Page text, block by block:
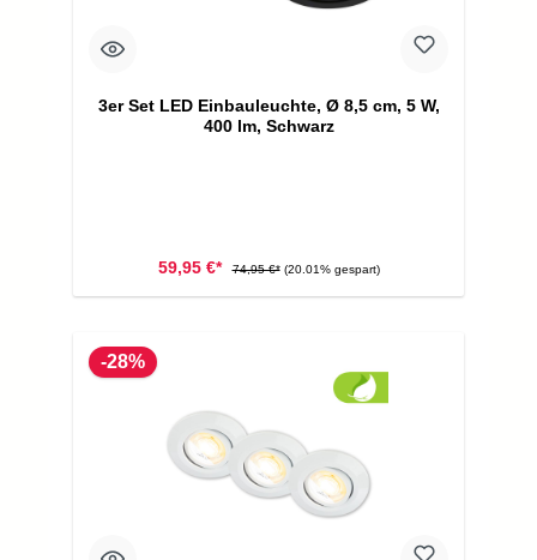
3er Set LED Einbauleuchte, Ø 8,5 cm, 5 W,
400 lm, Schwarz
59,95 €* 74,95 €* (20.01% gespart)
-28%